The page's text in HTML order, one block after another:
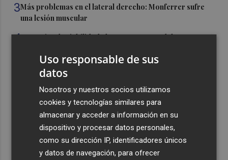
3Más problemas en el lateral derecho: Monferrer sufre
una lesión muscular
4San Javier da viabilidad al nuevo contrato del transporte
324 habitaciones
Estos son los estrenos que abren la cartelera en agosto:
de la comedia 'El último mono' a una nueva entrega de
'La Patrulla Canina'
Uso responsable de sus
datos
Nosotros y nuestros socios utilizamos
cookies y tecnologías similares para
almacenar y acceder a información en su
dispositivo y procesar datos personales,
como su dirección IP, identificadores únicos
y datos de navegación, para ofrecer